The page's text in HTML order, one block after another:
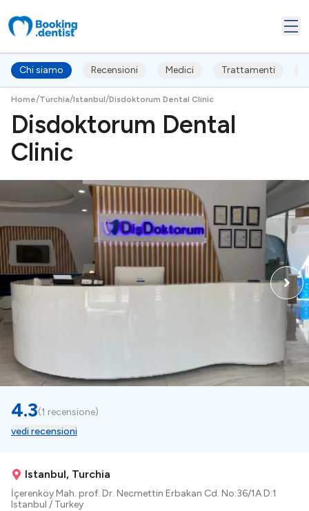
Chi siamo Recensioni Medici Trattamenti
Home/Turchia/Istanbul/Disdoktorum Dental Clinic
Disdoktorum Dental
Clinic
4.3(1 recensione)
vedi recensioni
Istanbul, Turchia
İçerenköy Mah. prof. Dr. Necmettin Erbakan Cd. No:36/1A D:1
Istanbul / Turkey